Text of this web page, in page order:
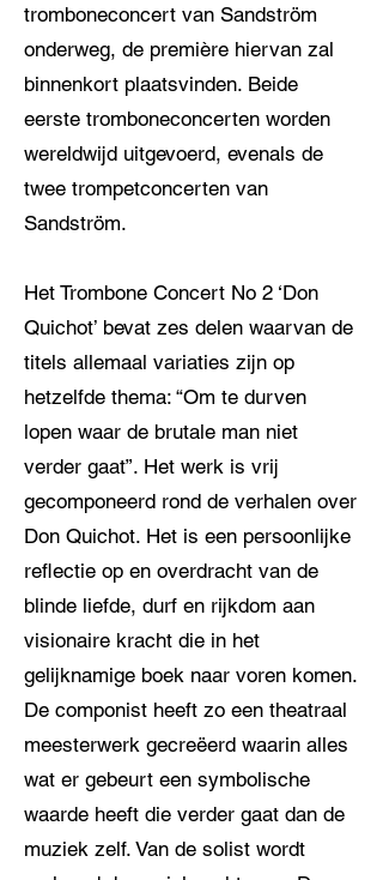
tromboneconcert van Sandström
onderweg, de première hiervan zal
binnenkort plaatsvinden. Beide
eerste tromboneconcerten worden
wereldwijd uitgevoerd, evenals de
twee trompetconcerten van
Sandström.
Het Trombone Concert No 2 ‘Don
Quichot’ bevat zes delen waarvan de
titels allemaal variaties zijn op
hetzelfde thema: “Om te durven
lopen waar de brutale man niet
verder gaat”. Het werk is vrij
gecomponeerd rond de verhalen over
Don Quichot. Het is een persoonlijke
reflectie op en overdracht van de
blinde liefde, durf en rijkdom aan
visionaire kracht die in het
gelijknamige boek naar voren komen.
De componist heeft zo een theatraal
meesterwerk gecreëerd waarin alles
wat er gebeurt een symbolische
waarde heeft die verder gaat dan de
muziek zelf. Van de solist wordt